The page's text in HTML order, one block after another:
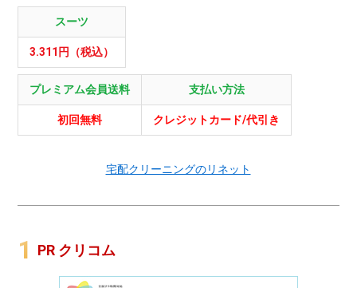
スーツ
3.311円（税込）
プレミアム会員送料 支払い方法
初回無料 クレジットカード/代引き
宅配クリーニングのリネット
PR クリコム